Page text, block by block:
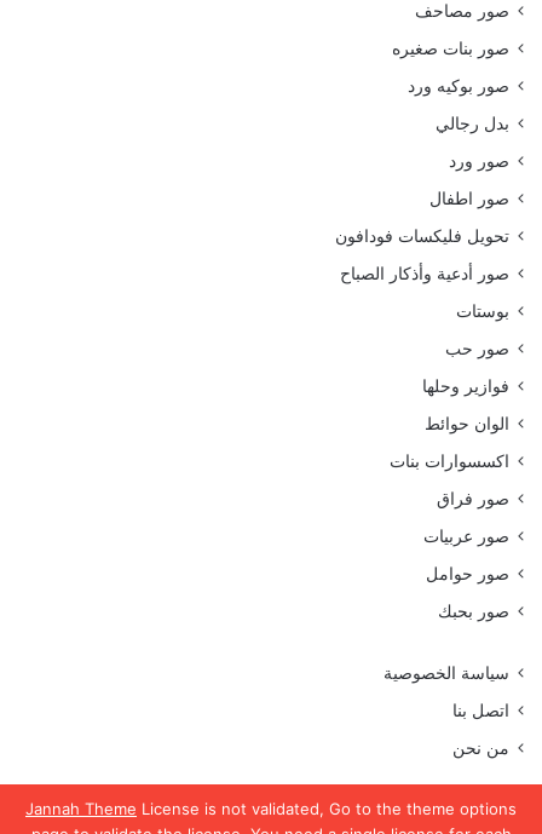
Jannah Theme License is not validated, Go to the theme options
صور مصاحف
صور بنات صغيره
صور بوكيه ورد
بدل رجالي
صور ورد
صور اطفال
تحويل فليكسات فودافون
صور أدعية وأذكار الصباح
بوستات
صور حب
فوازير وحلها
الوان حوائط
اكسسوارات بنات
صور فراق
صور عربيات
صور حوامل
صور بحبك
سياسة الخصوصية
اتصل بنا
من نحن